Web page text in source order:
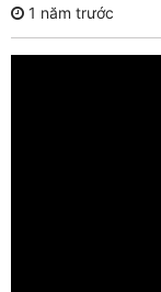
1 năm trước